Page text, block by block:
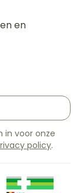
en
in voor onze
policy.